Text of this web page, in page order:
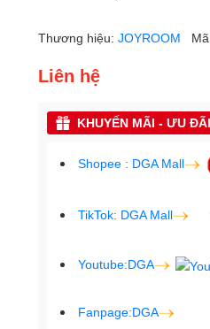
Thương hiệu:JOYROOM
Liên hệ
KHUYẾN MÃI - ƯU ĐÃI
Shopee : DGA Mall
TikTok: DGA Mall
Youtube:DGA
Fanpage:DGA